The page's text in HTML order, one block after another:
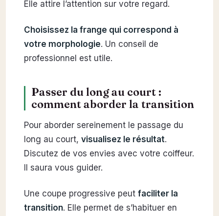
Elle attire l’attention sur votre regard.
Choisissez la frange qui correspond à
votre morphologie. Un conseil de
professionnel est utile.
Passer du long au court :
comment aborder la transition
Pour aborder sereinement le passage du
long au court, visualisez le résultat.
Discutez de vos envies avec votre coiffeur.
Il saura vous guider.
Une coupe progressive peut faciliter la
transition. Elle permet de s’habituer en